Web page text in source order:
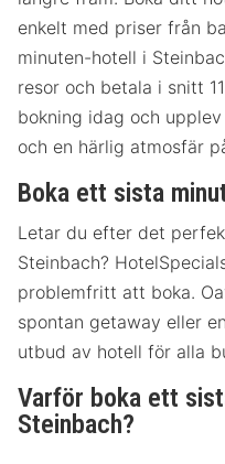
enkelt med priser från
minuten-hotell i
resor och betala i snitt
bokning idag och
och en härlig atmosfär
Boka ett sista
Letar du efter det
Steinbach?
problemfritt att boka.
spontan getaway eller
utbud av hotell för alla
Varför boka ett
Steinbach?